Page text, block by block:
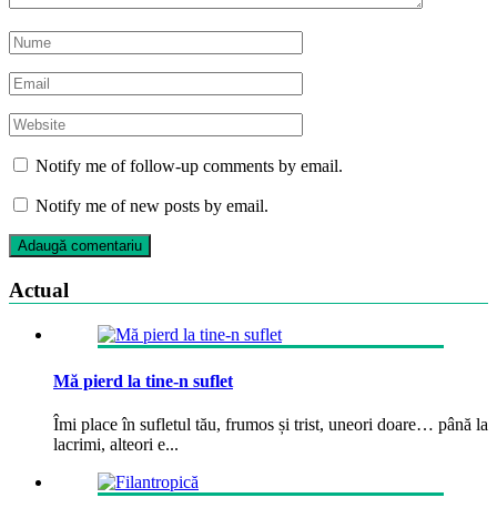
Notify me of follow-up comments by email.
Notify me of new posts by email.
Actual
Mă pierd la tine-n suflet
Îmi place în sufletul tău, frumos și trist, uneori doare… până la
lacrimi, alteori e...